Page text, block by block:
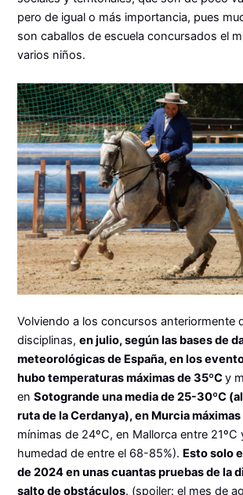
pero de igual o más importancia, pues
son caballos de escuela concursados el
varios niños.
Volviendo a los concursos anteriormente
disciplinas,en julio, según las bases de
meteorológicas de España, en los
hubo temperaturas máximas de 35ºCy
enSotogrande una media de 25-30ºC
ruta de la Cerdanya), en Murcia máximas
mínimas de 24ºC, en Mallorca entre 21ºC
humedad de entre el 68-85%). Esto solo
de 2024 en unas cuantas pruebas de la
salto de obstáculos. (spoiler: el mes de